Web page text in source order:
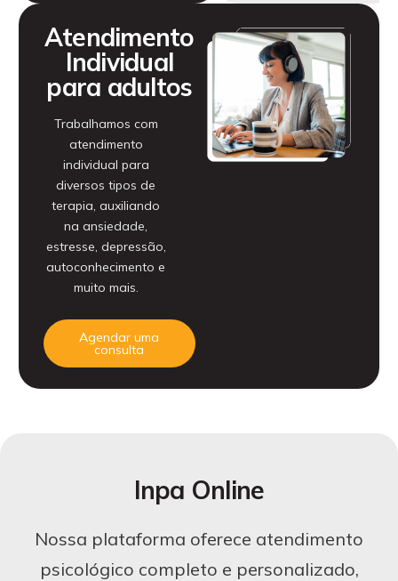
Atendimento
Individual
para adultos
Trabalhamos com
atendimento
individual para
diversos tipos de
terapia, auxiliando
na ansiedade,
estresse, depressão,
autoconhecimento e
muito mais.
Agendar uma
consulta
Inpa Online
Nossa plataforma oferece atendimento
psicológico completo e personalizado,